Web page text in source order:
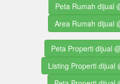
Peta Rumah dijual
Area Rumah dijual
Peta Properti dijual
Listing Properti dijual